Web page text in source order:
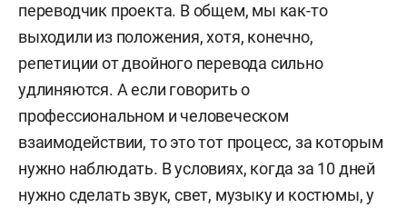
переводчик проекта. В общем, мы как-то
выходили из положения, хотя, конечно,
репетиции от двойного перевода сильно
удлиняются. А если говорить о
профессиональном и человеческом
взаимодействии, то это тот процесс, за которым
нужно наблюдать. В условиях, когда за 10 дней
нужно сделать звук, свет, музыку и костюмы, у